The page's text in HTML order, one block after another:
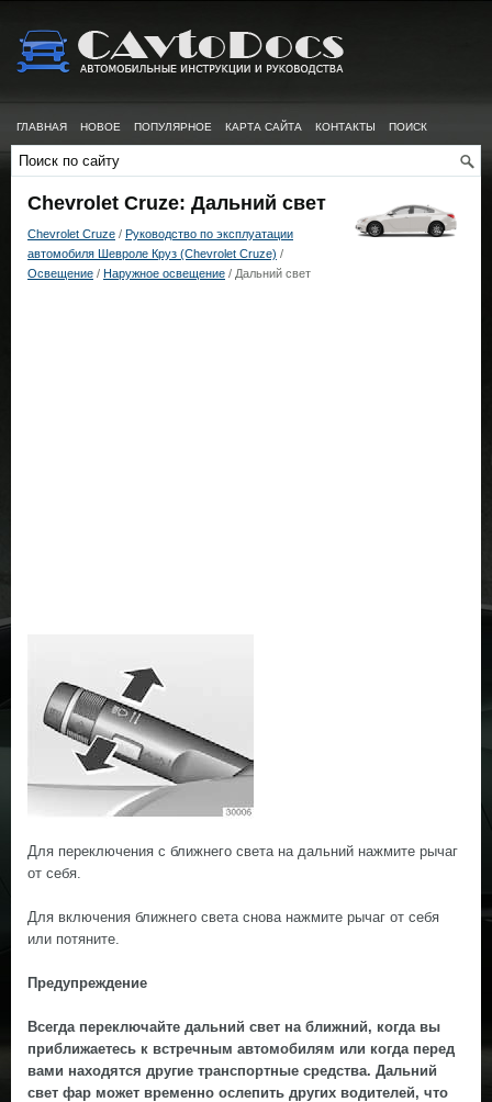
ГЛАВНАЯ НОВОЕ ПОПУЛЯРНОЕ КАРТА САЙТА КОНТАКТЫ ПОИСК
Chevrolet Cruze: Дальний свет
Chevrolet Cruze / Руководство по эксплуатации
автомобиля Шевроле Круз (Chevrolet Cruze) /
Освещение / Наружное освещение / Дальний свет
Для переключения с ближнего света на дальний нажмите рычаг
от себя.
Для включения ближнего света снова нажмите рычаг от себя
или потяните.
Предупреждение
Всегда переключайте дальний свет на ближний, когда вы
приближаетесь к встречным автомобилям или когда перед
вами находятся другие транспортные средства. Дальний
свет фар может временно ослепить других водителей, что